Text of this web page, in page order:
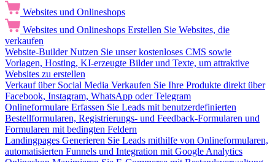
Websites und Onlineshops
Websites und Onlineshops Erstellen Sie Websites, die
verkaufen
Website-Builder Nutzen Sie unser kostenloses CMS sowie
Vorlagen, Hosting, KI-erzeugte Bilder und Texte, um attraktive
Websites zu erstellen
Verkauf über Social Media Verkaufen Sie Ihre Produkte direkt über
Facebook, Instagram, WhatsApp oder Telegram
Onlineformulare Erfassen Sie Leads mit benutzerdefinierten
Bestellformularen, Registrierungs- und Feedback-Formularen und
Formularen mit bedingten Feldern
Landingpages Generieren Sie Leads mithilfe von Onlineformularen,
automatisierten Funnels und Integration mit Google Analytics